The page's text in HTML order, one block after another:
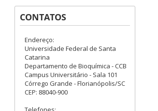
CONTATOS
Endereço:
Universidade Federal de Santa
Catarina
Departamento de Bioquímica - CCB
Campus Universitário - Sala 101
Córrego Grande - Florianópolis/SC
CEP: 88040-900